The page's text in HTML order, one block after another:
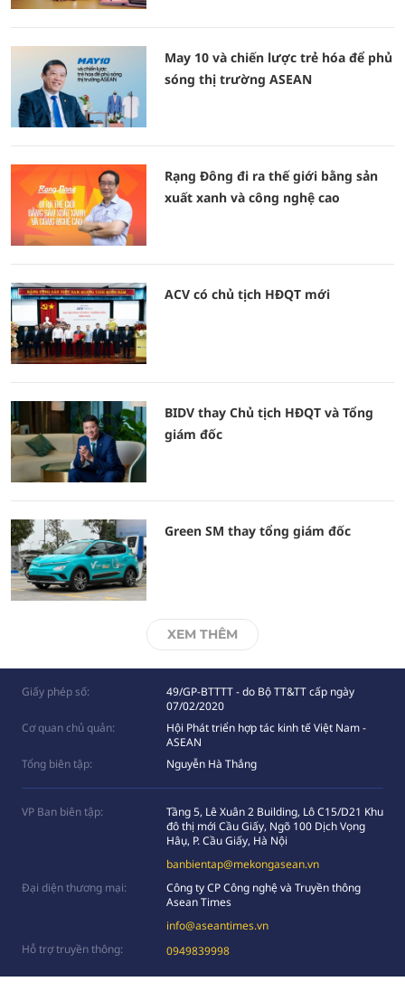
May 10 và chiến lược trẻ hóa để phủ
sóng thị trường ASEAN
Rạng Đông đi ra thế giới bằng sản
xuất xanh và công nghệ cao
ACV có chủ tịch HĐQT mới
BIDV thay Chủ tịch HĐQT và Tổng
giám đốc
Green SM thay tổng giám đốc
XEM THÊM
Giấy phép số:
49/GP-BTTTT - do Bộ TT&TT cấp ngày
07/02/2020
Cơ quan chủ quản:
Hội Phát triển hợp tác kinh tế Việt Nam -
ASEAN
Tổng biên tập:
Nguyễn Hà Thắng
VP Ban biên tập:
Tầng 5, Lê Xuân 2 Building, Lô C15/D21 Khu
đô thị mới Cầu Giấy, Ngõ 100 Dịch Vọng
Hâụ, P. Cầu Giấy, Hà Nội
banbientap@mekongasean.vn
Đại diện thương mại:
Công ty CP Công nghệ và Truyền thông
Asean Times
info@aseantimes.vn
Hỗ trợ truyền thông:
0949839998